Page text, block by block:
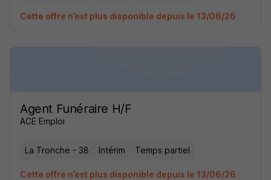
Cette offre n’est plus disponible depuis le 13/06/26
Agent Funéraire H/F
ACE Emploi
La Tronche - 38 Intérim Temps partiel
Cette offre n’est plus disponible depuis le 13/06/26